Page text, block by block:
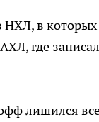
в
где
лишился